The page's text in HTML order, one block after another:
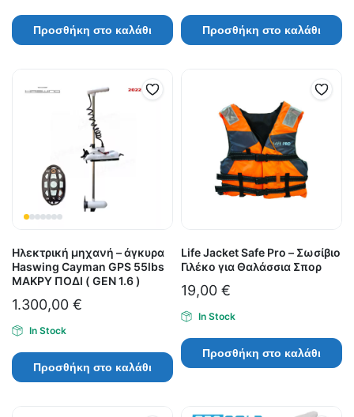
Προσθήκη στο καλάθι Προσθήκη στο καλάθι
Ηλεκτρική μηχανή – άγκυρα
Haswing Cayman GPS 55lbs
ΜΑΚΡΥ ΠΟΔΙ ( GEN 1.6 )
1.300,00 €
In Stock
Προσθήκη στο καλάθι
Life Jacket Safe Pro – Σωσίβιο
Γιλέκο για Θαλάσσια Σπορ
19,00 €
In Stock
Προσθήκη στο καλάθι